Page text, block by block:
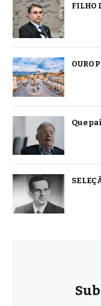
FILHO
OURO
Que